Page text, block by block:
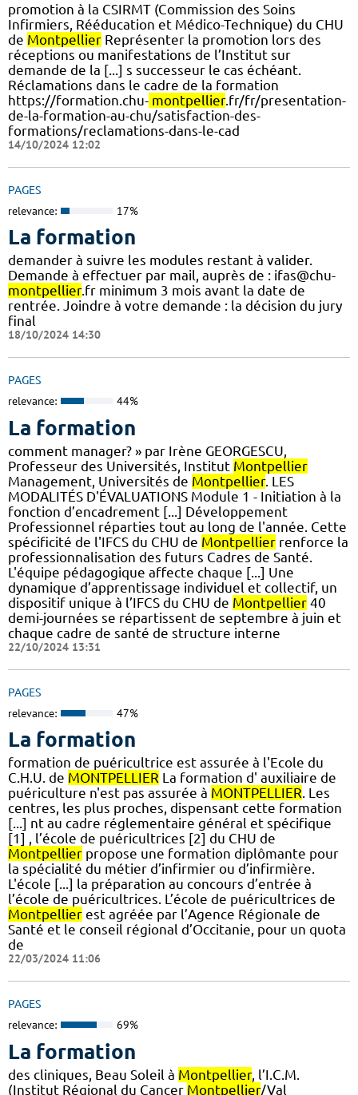
promotion à la CSIRMT (Commission des Soins
Infirmiers, Rééducation et Médico-Technique) du CHU
de Montpellier Représenter la promotion lors des
réceptions ou manifestations de l’Institut sur
demande de la [...] s successeur le cas échéant.
Réclamations dans le cadre de la formation
https://formation.chu- montpellier.fr/fr/presentation-
de-la-formation-au-chu/satisfaction-des-
formations/reclamations-dans-le-cad
14/10/2024 12:02
PAGES
relevance: 17%
La formation
demander à suivre les modules restant à valider.
Demande à effectuer par mail, auprès de : ifas@chu-
montpellier.fr minimum 3 mois avant la date de
rentrée. Joindre à votre demande : la décision du jury
final
18/10/2024 14:30
PAGES
relevance: 44%
La formation
comment manager? » par Irène GEORGESCU,
Professeur des Universités, Institut Montpellier
Management, Universités de Montpellier. LES
MODALITÉS D'ÉVALUATIONS Module 1 - Initiation à la
fonction d’encadrement [...] Développement
Professionnel réparties tout au long de l'année. Cette
spécificité de l'IFCS du CHU de Montpellier renforce la
professionnalisation des futurs Cadres de Santé.
L'équipe pédagogique affecte chaque [...] Une
dynamique d’apprentissage individuel et collectif, un
dispositif unique à l’IFCS du CHU de Montpellier 40
demi-journées se répartissent de septembre à juin et
chaque cadre de santé de structure interne
22/10/2024 13:31
PAGES
relevance: 47%
La formation
formation de puéricultrice est assurée à l'Ecole du
C.H.U. de MONTPELLIER La formation d' auxiliaire de
puériculture n'est pas assurée à MONTPELLIER. Les
centres, les plus proches, dispensant cette formation
[...] nt au cadre réglementaire général et spécifique
[1] , l’école de puéricultrices [2] du CHU de
Montpellier propose une formation diplômante pour
la spécialité du métier d’infirmier ou d’infirmière.
L'école [...] la préparation au concours d’entrée à
l’école de puéricultrices. L’école de puéricultrices de
Montpellier est agréée par l’Agence Régionale de
Santé et le conseil régional d’Occitanie, pour un quota
de
22/03/2024 11:06
PAGES
relevance: 69%
La formation
des cliniques, Beau Soleil à Montpellier, l’I.C.M.
(Institut Régional du Cancer Montpellier/Val